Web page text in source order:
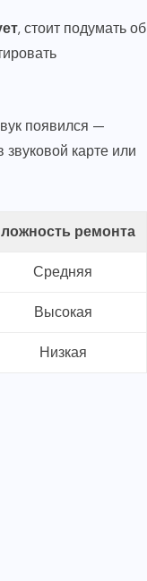
, стоит подумать об
появился —
карте или
ремонта
Средняя
Высокая
Низкая